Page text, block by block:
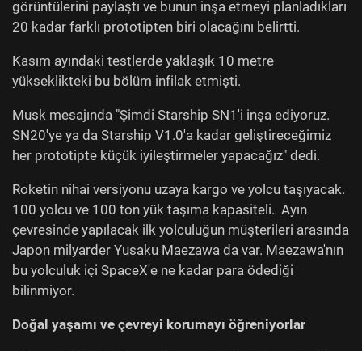
görüntülerini paylaştı ve bunun inşa etmeyi planladıkları
20 kadar farklı prototipten biri olacağını belirtti.
Kasım ayındaki testlerde yaklaşık 10 metre
yükseklikteki bu bölüm infilak etmişti.
Musk mesajında "Şimdi Starship SN1'i inşa ediyoruz.
SN20'ye ya da Starship V1.0'a kadar geliştireceğimiz
her prototipte küçük iyileştirmeler yapacağız" dedi.
Roketin nihai versiyonu uzaya kargo ve yolcu taşıyacak.
100 yolcu ve 100 ton yük taşıma kapasiteli. Ayın
çevresinde yapılacak ilk yolculuğun müşterileri arasında
Japon milyarder Yusaku Maezawa da var. Maezawa'nın
bu yolculuk içi SpaceX'e ne kadar para ödediği
bilinmiyor.
Doğal yaşamı ve çevreyi korumayı öğreniyorlar